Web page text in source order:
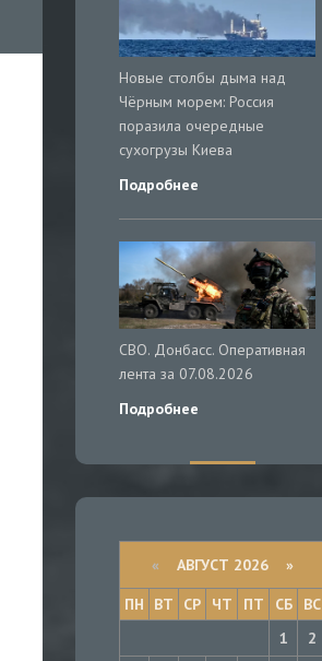
Новые столбы дыма над
Чёрным морем: Россия
поразила очередные
сухогрузы Киева
Подробнее
СВО. Донбасс. Оперативная
лента за 07.08.2026
Подробнее
« АВГУСТ 2026 »
ПН
ВТ СР ЧТ ПТ СБ
ВС
1
2